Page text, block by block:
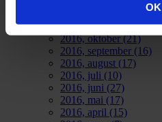
OK
(23)
2016, november(15)
2016, oktober(21)
2016, september (16)
2016, august (17)
2016, juli (10)
2016, juni (27)
2016, mai (17)
2016, april (15)